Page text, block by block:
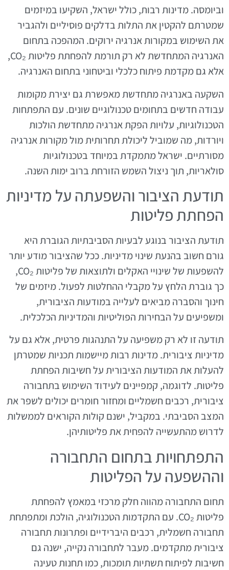
וביומסה. מדינות רבות, כולל ישראל, השקיעו במיזמים
שמטרתם להקטין את התלות בדלקים פוסיליים ולהגביר
את השימוש במקורות אנרגיה ירוקים. המהפכה בתחום
האנרגיה המתחדשת לא רק תורמת להפחתת פליטות CO₂,
אלא גם מקדמת פיתוח כלכלי וביטחוני בתחום האנרגיה.
השקעה באנרגיה מתחדשת מאפשרת גם יצירת מקומות
עבודה חדשים בתחומים טכנולוגיים שונים. עם התפתחות
הטכנולוגיות, עלויות הפקת אנרגיה מתחדשת הולכות
ויורדות, מה שמוביל ליכולת תחרותית מול מקורות אנרגיה
מסורתיים. ישראל מתמקדת במיוחד בטכנולוגיות
סולאריות, תוך ניצול השמש הזורחת ברוב ימות השנה.
תודעת הציבור והשפעתה על מדיניות
הפחתת פליטות
תודעת הציבור בנוגע לבעיות הסביבתיות הגוברת היא
גורם חשוב בהנעת שינוי מדיניות. ככל שהציבור מודע יותר
להשפעות של שינויי האקלים ולתוצאות של פליטות CO₂,
כך גוברת הלחץ על מקבלי ההחלטות לפעול. מיזמים של
חינוך והסברה מביאים לעלייה במודעות הציבורית,
ומשפיעים על הבחירות הפוליטיות והמדיניות הכלכלית.
תודעה זו לא רק משפיעה על התנהגות פרטית, אלא גם על
מדיניות ציבורית. מדינות רבות מיישמות תכניות שמטרתן
להעלות את המודעות הציבורית על חשיבות הפחתת
פליטות. לדוגמה, קמפיינים לעידוד השימוש בתחבורה
ציבורית, רכבים חשמליים ומחזור חומרים יכולים לשפר את
המצב הסביבתי. במקביל, ישנם קולות הקוראים לממשלות
לדרוש מהתעשייה להפחית את פליטותיהן.
התפתחויות בתחום התחבורה
וההשפעה על הפליטות
תחום התחבורה מהווה חלק מרכזי במאמץ להפחתת
פליטות CO₂. עם התקדמות הטכנולוגיה, הולכת ומתפתחת
תחבורה חשמלית, רכבים היברידיים ופתרונות תחבורה
ציבורית מתקדמים. מעבר לתחבורה נקייה, ישנה גם
חשיבות לפיתוח תשתיות תומכות, כמו תחנות טעינה